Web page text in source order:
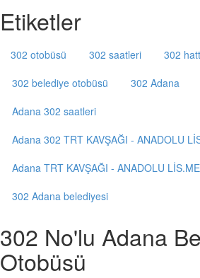
Etiketler
302 otobüsü 302 saatleri 302
302 belediye otobüsü
302 Adana
Adana 302 saatleri
Adana 302 TRT KAVŞAĞI - ANADOLU
Adana TRT KAVŞAĞI - ANADOLU
302 Adana belediyesi
302 No'lu Adana
Otobüsü